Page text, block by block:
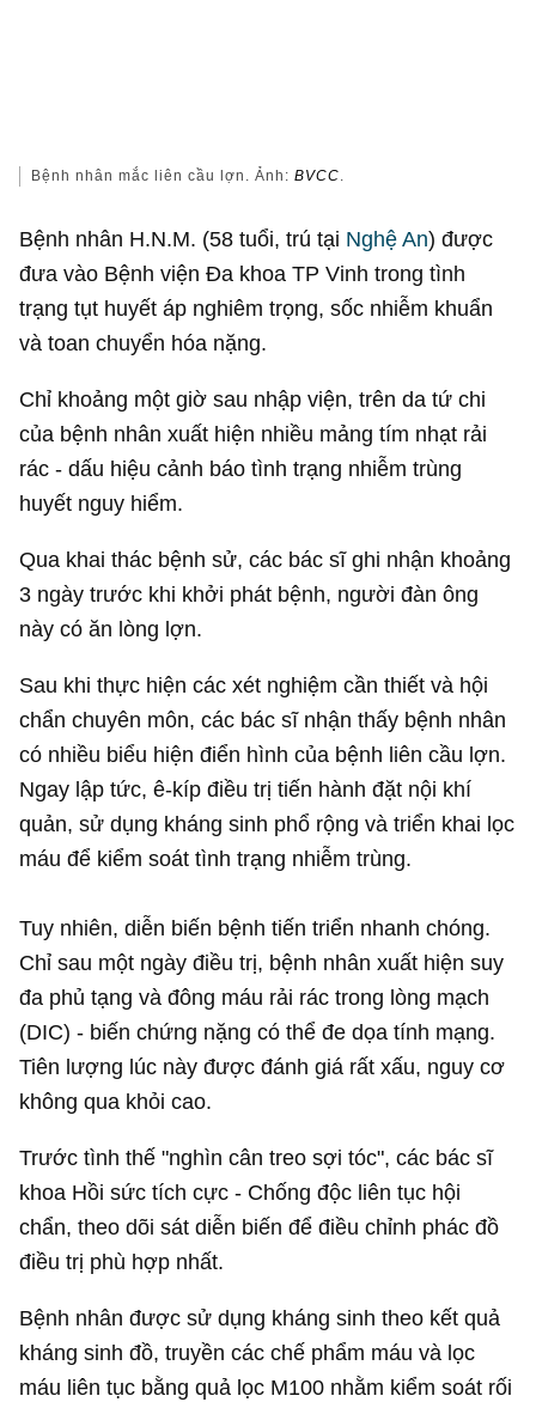
Bệnh nhân mắc liên cầu lợn. Ảnh:BVCC.
Bệnh nhân H.N.M. (58 tuổi, trú tại Nghệ An) được
đưa vào Bệnh viện Đa khoa TP Vinh trong tình
trạng tụt huyết áp nghiêm trọng, sốc nhiễm khuẩn
và toan chuyển hóa nặng.
Chỉ khoảng một giờ sau nhập viện, trên da tứ chi
của bệnh nhân xuất hiện nhiều mảng tím nhạt rải
rác - dấu hiệu cảnh báo tình trạng nhiễm trùng
huyết nguy hiểm.
Qua khai thác bệnh sử, các bác sĩ ghi nhận khoảng
3 ngày trước khi khởi phát bệnh, người đàn ông
này có ăn lòng lợn.
Sau khi thực hiện các xét nghiệm cần thiết và hội
chẩn chuyên môn, các bác sĩ nhận thấy bệnh nhân
có nhiều biểu hiện điển hình của bệnh liên cầu lợn.
Ngay lập tức, ê-kíp điều trị tiến hành đặt nội khí
quản, sử dụng kháng sinh phổ rộng và triển khai lọc
máu để kiểm soát tình trạng nhiễm trùng.
Tuy nhiên, diễn biến bệnh tiến triển nhanh chóng.
Chỉ sau một ngày điều trị, bệnh nhân xuất hiện suy
đa phủ tạng và đông máu rải rác trong lòng mạch
(DIC) - biến chứng nặng có thể đe dọa tính mạng.
Tiên lượng lúc này được đánh giá rất xấu, nguy cơ
không qua khỏi cao.
Trước tình thế "nghìn cân treo sợi tóc", các bác sĩ
khoa Hồi sức tích cực - Chống độc liên tục hội
chẩn, theo dõi sát diễn biến để điều chỉnh phác đồ
điều trị phù hợp nhất.
Bệnh nhân được sử dụng kháng sinh theo kết quả
kháng sinh đồ, truyền các chế phẩm máu và lọc
máu liên tục bằng quả lọc M100 nhằm kiểm soát rối